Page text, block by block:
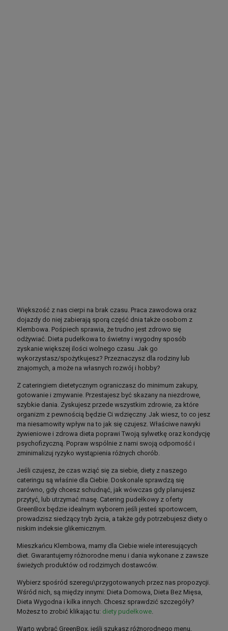
Większość z nas cierpi na brak czasu. Praca zawodowa oraz
dojazdy do niej zabierają sporą część dnia także osobom z
Klembowa. Pośpiech sprawia, że trudno jest zdrowo się
odżywiać. Dieta pudełkowa to świetny i wygodny sposób
zyskanie większej ilości wolnego czasu. Jak go
wykorzystasz/spożytkujesz? Przeznaczysz dla rodziny lub
znajomych, a może na własnych rozwój i hobby?
Z cateringiem dietetycznym ograniczasz do minimum zakupy,
gotowanie i zmywanie. Przestajesz być skazany na niezdrowe,
szybkie dania. Zyskujesz przede wszystkim zdrowie, za które
organizm z pewnością będzie Ci wdzięczny. Jak wiesz, to co jesz
ma niesamowity wpływ na to jak się czujesz. Właściwe nawyki
żywieniowe i zdrowa dieta poprawi Twoją sylwetkę oraz kondycję
psychofizyczną. Popraw wspólnie z nami swoją odporność i
zminimalizuj ryzyko wystąpienia różnych chorób.
Jeśli czujesz, że czas wziąć się za siebie, diety z naszego
cateringu są właśnie dla Ciebie. Doskonale sprawdzą się
zarówno, gdy chcesz schudnąć, jak wówczas gdy planujesz
przytyć, lub utrzymać masę. Catering pudełkowy z oferty
GreenBox będzie idealnym wyborem jeśli jesteś sportowcem,
prowadzisz siedzący tryb życia, a także gdy potrzebujesz diety o
niskim indeksie glikemicznym.
Mieszkańcu Klembowa, mamy dla Ciebie wiele interesujących
diet. Gwarantujemy różnorodne menu i dania wykonane z zawsze
świeżych produktów od rodzimych dostawców.
Wybierz spośród szeregu\przygotowanych przez nas propozycji.
Wśród nich, są między innymi: Dieta Domowa, Dieta Bez Mięsa,
Dieta Wygodna i kilka innych. Chcesz sprawdzić szczegóły?
Możesz to zrobić klikając tu: diety pudełkowe.
Warto wybrać GreenBox, jeśli szukasz różnorodnego menu,